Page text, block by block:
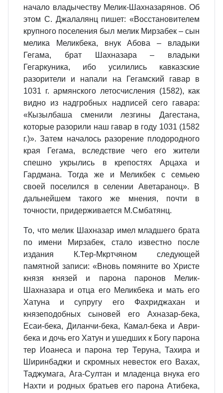
начало владычеству Мелик-Шахназарянов. Об
этом С. Джалалянц пишет: «Восстановителем
крупного поселения был мелик Мирзабек – сын
мелика Меликбека, внук Абова – владыки
Гегама, брат Шахназара – владыки
Гегаркуника, ибо усилились кавказские
разорители и напали на Гегамский гавар в
1031 г. армянского летосчисления (1582), как
видно из надгробных надписей сего гавара:
«Кызылбаша сменили лезгины Дагестана,
которые разорили наш гавар в году 1031 (1582
г.)». Затем началось разорение плодородного
края Гегама, вследствие чего его жители
спешно укрылись в крепостях Арцаха и
Гардмана. Тогда же и Меликбек с семьею
своей поселился в селении Аветараноц». В
дальнейшем такого же мнения, почти в
точности, придерживается М.Смбатянц.
То, что мелик Шахназар имел младшего брата
по имени Мирзабек, стало известно после
издания К.Тер-Мкртчяном следующей
памятной записи: «Вновь помяните во Христе
князя князей и парона паронов Мелик-
Шахназара и отца его Меликбека и мать его
Хатуна и супругу его Фахриджахан и
князеподобных сыновей его Ахназар-бека,
Есаи-бека, Диланчи-бека, Камал-бека и Аври-
бека и дочь его Хатун и ушедших к Богу парона
тер Иоанеса и парона тер Теруна, Тахира и
Ширинбаджи и скромных невесток его Вахах,
Таджумага, Ага-Султан и младенца внука его
Нахти и родных братьев его парона Атибека,